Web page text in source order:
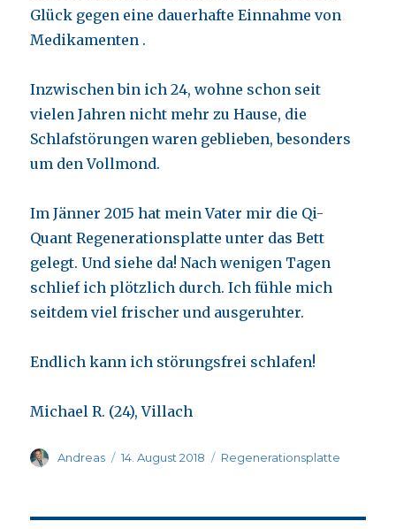
Glück gegen eine dauerhafte Einnahme von
Medikamenten .
Inzwischen bin ich 24, wohne schon seit
vielen Jahren nicht mehr zu Hause, die
Schlafstörungen waren geblieben, besonders
um den Vollmond.
Im Jänner 2015 hat mein Vater mir die Qi-
Quant Regenerationsplatte unter das Bett
gelegt. Und siehe da! Nach wenigen Tagen
schlief ich plötzlich durch. Ich fühle mich
seitdem viel frischer und ausgeruhter.
Endlich kann ich störungsfrei schlafen!
Michael R. (24), Villach
Autor
Andreas
Veröffentlicht
14. August 2018 Kategorien
Regenerationsplatte